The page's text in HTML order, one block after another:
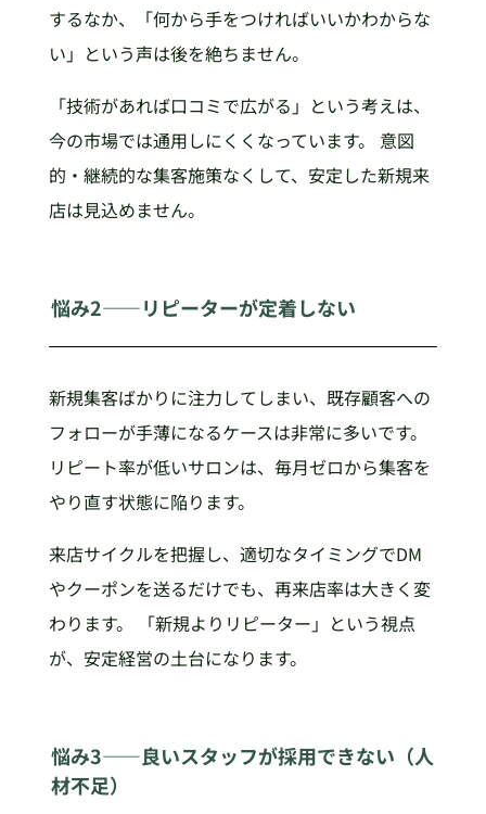
するなか、「何から手をつければいいかわからな
い」という声は後を絶ちません。
「技術があれば口コミで広がる」という考えは、
今の市場では通用しにくくなっています。 意図
的・継続的な集客施策なくして、安定した新規来
店は見込めません。
悩み2——リピーターが定着しない
新規集客ばかりに注力してしまい、既存顧客への
フォローが手薄になるケースは非常に多いです。
リピート率が低いサロンは、毎月ゼロから集客を
やり直す状態に陥ります。
来店サイクルを把握し、適切なタイミングでDM
やクーポンを送るだけでも、再来店率は大きく変
わります。 「新規よりリピーター」という視点
が、安定経営の土台になります。
悩み3——良いスタッフが採用できない（人
材不足）